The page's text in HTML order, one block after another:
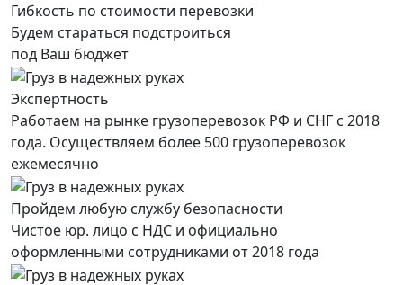
Гибкость по стоимости перевозки
Будем стараться подстроиться
под Ваш бюджет
Экспертность
Работаем на рынке грузоперевозок РФ и СНГ с 2018
года. Осуществляем более 500 грузоперевозок
ежемесячно
Пройдем любую службу безопасности
Чистое юр. лицо с НДС и официально
оформленными сотрудниками от 2018 года